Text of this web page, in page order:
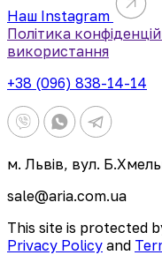
Наш Instagram
Політика
використання
+38 (096) 838-14-14
м. Львів, вул.
sale@aria.com.ua
This site is protected
Privacy Policy and